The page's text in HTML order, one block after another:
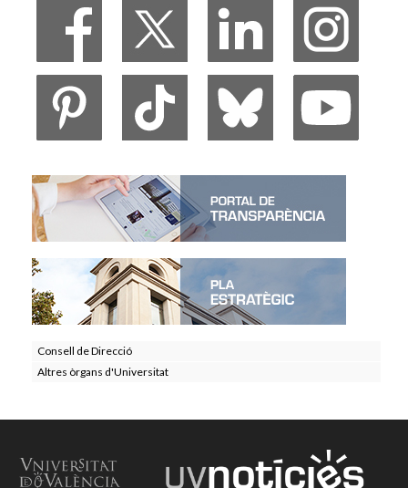
Consell de Direcció
Altres òrgans d'Universitat